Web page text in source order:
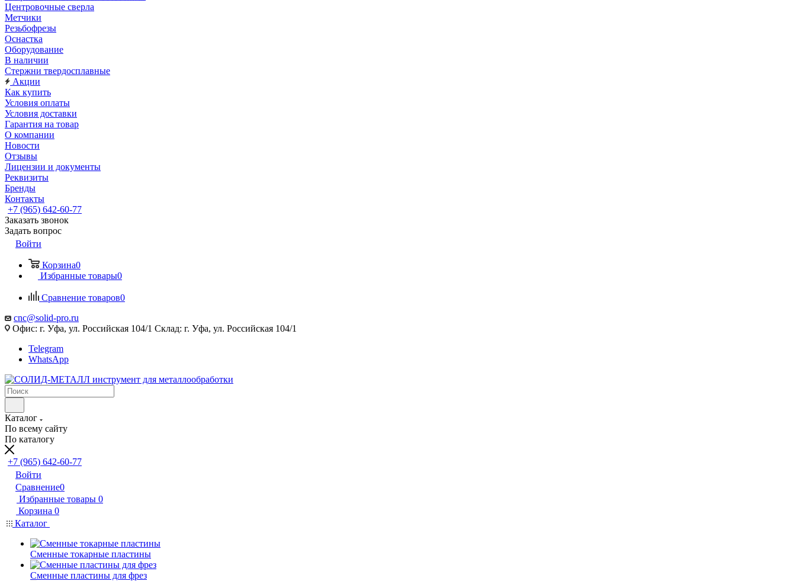
Центровочные сверла
Метчики
Резьбофрезы
Оснастка
Оборудование
В наличии
Стержни твердосплавные
Акции
Как купить
Условия оплаты
Условия доставки
Гарантия на товар
О компании
Новости
Отзывы
Лицензии и документы
Реквизиты
Бренды
Контакты
+7 (965) 642-60-77
Заказать звонок
Задать вопрос
Войти
Корзина0
Избранные товары0
Сравнение товаров0
cnc@solid-pro.ru
Офис: г. Уфа, ул. Российская 104/1 Склад: г. Уфа, ул. Российская 104/1
Telegram
WhatsApp
Каталог
По всему сайту
По каталогу
+7 (965) 642-60-77
Войти
Сравнение0
Избранные товары 0
Корзина 0
Каталог
Сменные токарные пластины
Сменные пластины для фрез